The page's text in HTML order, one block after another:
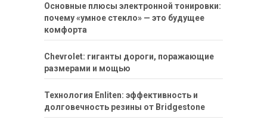
Основные плюсы электронной тонировки:
почему «умное стекло» — это будущее
комфорта
Chevrolet: гиганты дороги, поражающие
размерами и мощью
Технология Enliten: эффективность и
долговечность резины от Bridgestone